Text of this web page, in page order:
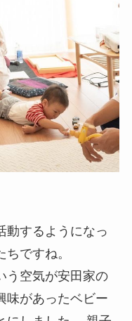
動するようになっ
ですね。
う空気が安田家の
味があったベビー